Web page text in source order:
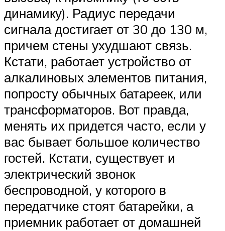
динамику). Радиус передачи
сигнала достигает от 30 до 130 м,
причем стены ухудшают связь.
Кстати, работает устройство от
алкалиновых элементов питания,
попросту обычных батареек, или
трансформаторов. Вот правда,
менять их придется часто, если у
вас бывает большое количество
гостей. Кстати, существует и
электрический звонок
беспроводной, у которого в
передатчике стоят батарейки, а
приемник работает от домашней